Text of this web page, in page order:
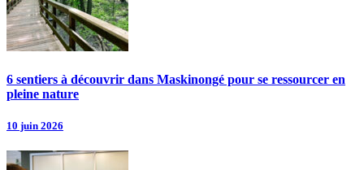
6 sentiers à découvrir dans Maskinongé pour se ressourcer en
pleine nature
10 juin 2026